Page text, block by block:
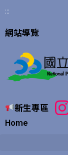
:::
網站導覽
新生專區
Home